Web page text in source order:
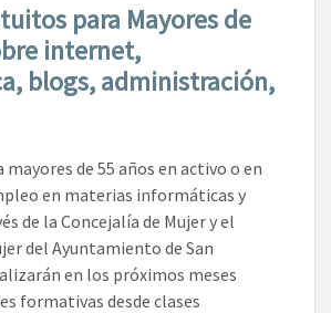
para Mayores de
internet,
blogs, administración,
de 55 años en activo o en
en materias informáticas y
de la Concejalía de Mujer y el
del Ayuntamiento de San
en los próximos meses
formativas desde clases